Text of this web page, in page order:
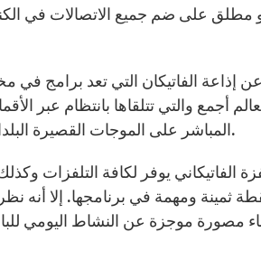
مطلق على ضم جميع الاتصالات في
الفاتيكان التي تعد برامج في
أجمع والتي تتلقاها بانتظام عبر
المباشر على الموجات القصيرة البلدان التي لا توجد فيها إذاعات كاثوليكية محلية.
يوفر لكافة التلفزات وكذلك
ثمينة ومهمة في برنامجها. إلا أنه
مصورة موجزة عن النشاط اليومي